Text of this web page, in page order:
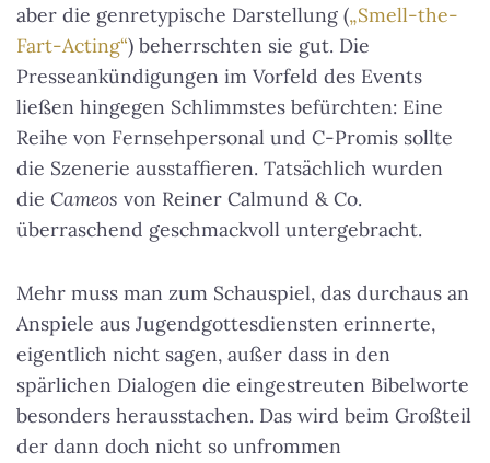
aber die genretypische Darstellung („Smell-the-
Fart-Acting“) beherrschten sie gut. Die
Presseankündigungen im Vorfeld des Events
ließen hingegen Schlimmstes befürchten: Eine
Reihe von Fernsehpersonal und C-Promis sollte
die Szenerie ausstaffieren. Tatsächlich wurden
die Cameos von Reiner Calmund & Co.
überraschend geschmackvoll untergebracht.
Mehr muss man zum Schauspiel, das durchaus an
Anspiele aus Jugendgottesdiensten erinnerte,
eigentlich nicht sagen, außer dass in den
spärlichen Dialogen die eingestreuten Bibelworte
besonders herausstachen. Das wird beim Großteil
der dann doch nicht so unfrommen